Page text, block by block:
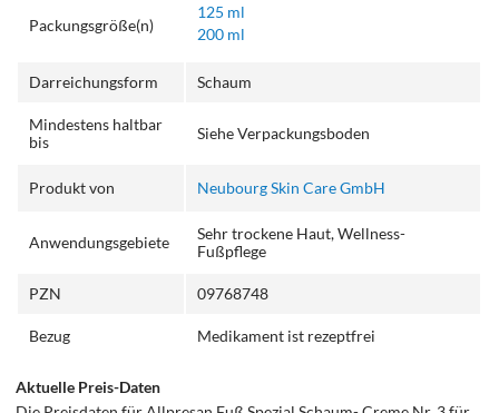
Packungsgröße(n)
125 ml
200 ml
Darreichungsform Schaum
Mindestens haltbar
bis
Siehe Verpackungsboden
Produkt von Neubourg Skin Care GmbH
Anwendungsgebiete
Sehr trockene Haut, Wellness-
Fußpflege
PZN 09768748
Bezug Medikament ist rezeptfrei
Aktuelle Preis-Daten